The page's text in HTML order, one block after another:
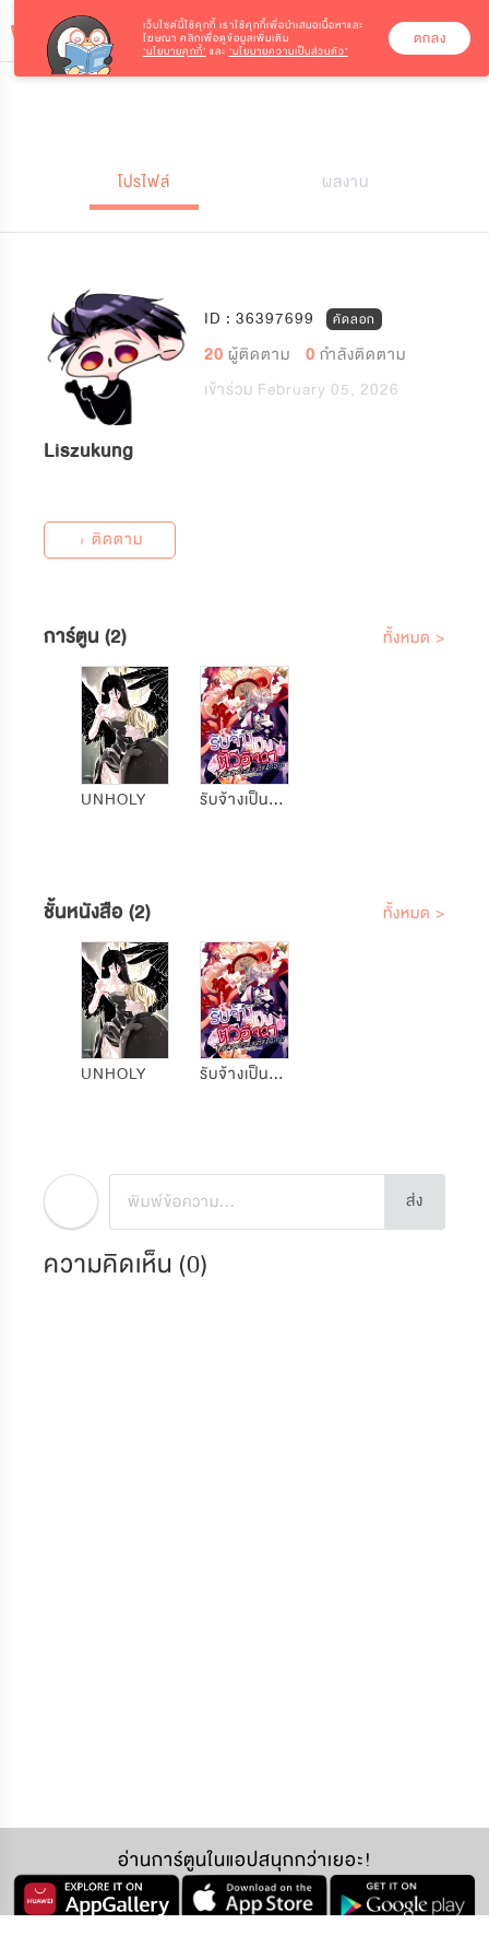
โปรไฟล์ ผลงาน
ID : 36397699 คัดลอก
20 ผู้ติดตาม 0 กำลังติดตาม
เข้าร่วม February 05, 2026
Liszukung
+ ติดตาม
การ์ตูน (2) ทั้งหมด >
UNHOLY รับจ้างเป็นตัวอิจฉาในมังฮวาโรแมนซ์แฟนตาซี
ชั้นหนังสือ (2) ทั้งหมด >
UNHOLY รับจ้างเป็นตัวอิจฉาในมังฮวาโรแมนซ์แฟนตาซี
ส่ง
ความคิดเห็น (0)
เว็บไซต์นี้ใช้คุกกี้ เราใช้คุกกี้เพื่อนำเสนอเนื้อหาและ
โฆษณา คลิกเพื่อดูข้อมูลเพิ่มเติม
‘นโยบายคุกกี้’ และ ‘นโยบายความเป็นส่วนตัว’
ตกลง
อ่านการ์ตูนในแอปสนุกกว่าเยอะ!